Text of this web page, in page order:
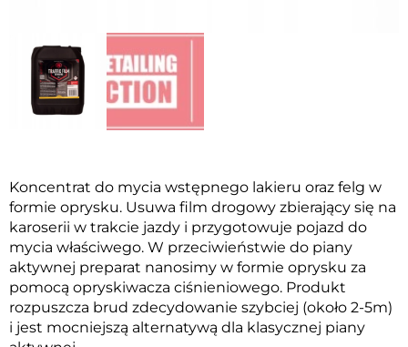
Koncentrat do mycia wstępnego lakieru oraz felg w
formie oprysku. Usuwa film drogowy zbierający się na
karoserii w trakcie jazdy i przygotowuje pojazd do
mycia właściwego. W przeciwieństwie do piany
aktywnej preparat nanosimy w formie oprysku za
pomocą opryskiwacza ciśnieniowego. Produkt
rozpuszcza brud zdecydowanie szybciej (około 2-5m)
i jest mocniejszą alternatywą dla klasycznej piany